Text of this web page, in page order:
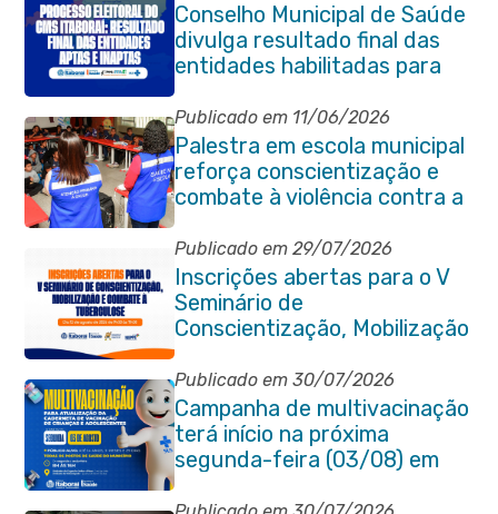
Conselho Municipal de Saúde
divulga resultado final das
entidades habilitadas para
eleição do quadriênio 2026-
2030
Publicado em 11/06/2026
Palestra em escola municipal
reforça conscientização e
combate à violência contra a
pessoa idosa em Itaboraí
Publicado em 29/07/2026
Inscrições abertas para o V
Seminário de
Conscientização, Mobilização
e Combate à Tuberculose em
Itaboraí
Publicado em 30/07/2026
Campanha de multivacinação
terá início na próxima
segunda-feira (03/08) em
Itaboraí